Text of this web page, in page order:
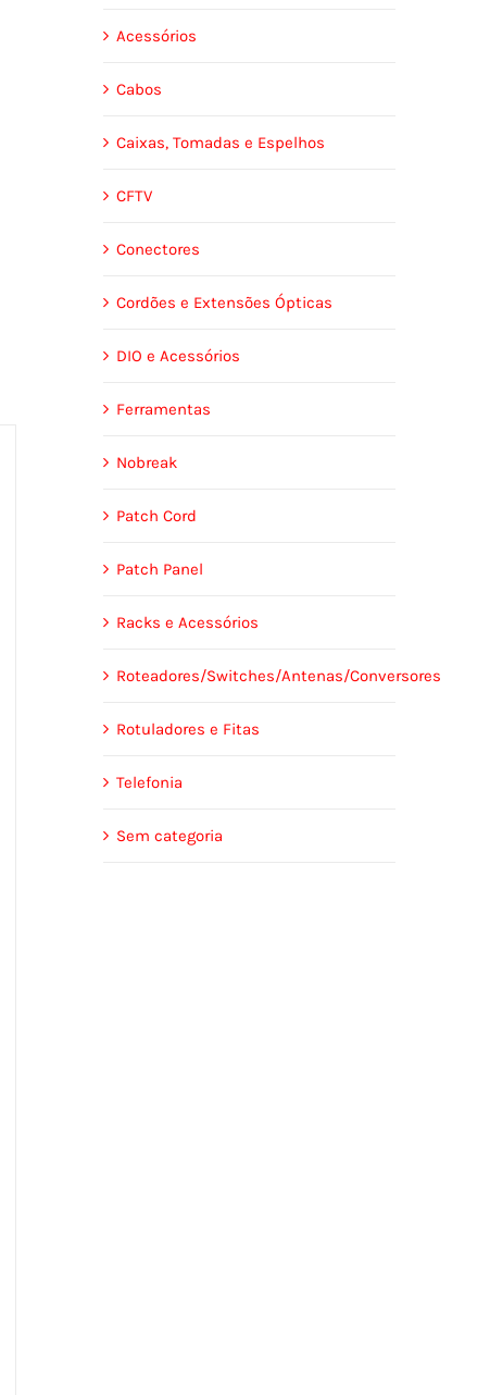
Acessórios
Cabos
Caixas, Tomadas e Espelhos
CFTV
Conectores
Cordões e Extensões Ópticas
DIO e Acessórios
Ferramentas
Nobreak
Patch Cord
Patch Panel
Racks e Acessórios
Roteadores/Switches/Antenas/Conversores
Rotuladores e Fitas
Telefonia
Sem categoria